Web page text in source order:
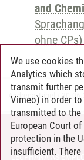
and
ohne CPs)
Andreea Tribel
CONTACT
LEUPHANA AS
We use cookies
Analytics which
transmit further
Vimeo) in order
transmitted to the
European Court
protection in the
insufficient.